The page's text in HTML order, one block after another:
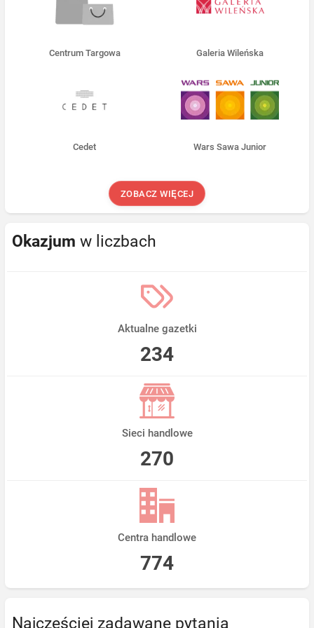
Centrum Targowa Galeria Wileńska
Cedet Wars Sawa Junior
ZOBACZ WIĘCEJ
Okazjum w liczbach
Aktualne gazetki
234
Sieci handlowe
270
Centra handlowe
774
Najczęściej zadawane pytania